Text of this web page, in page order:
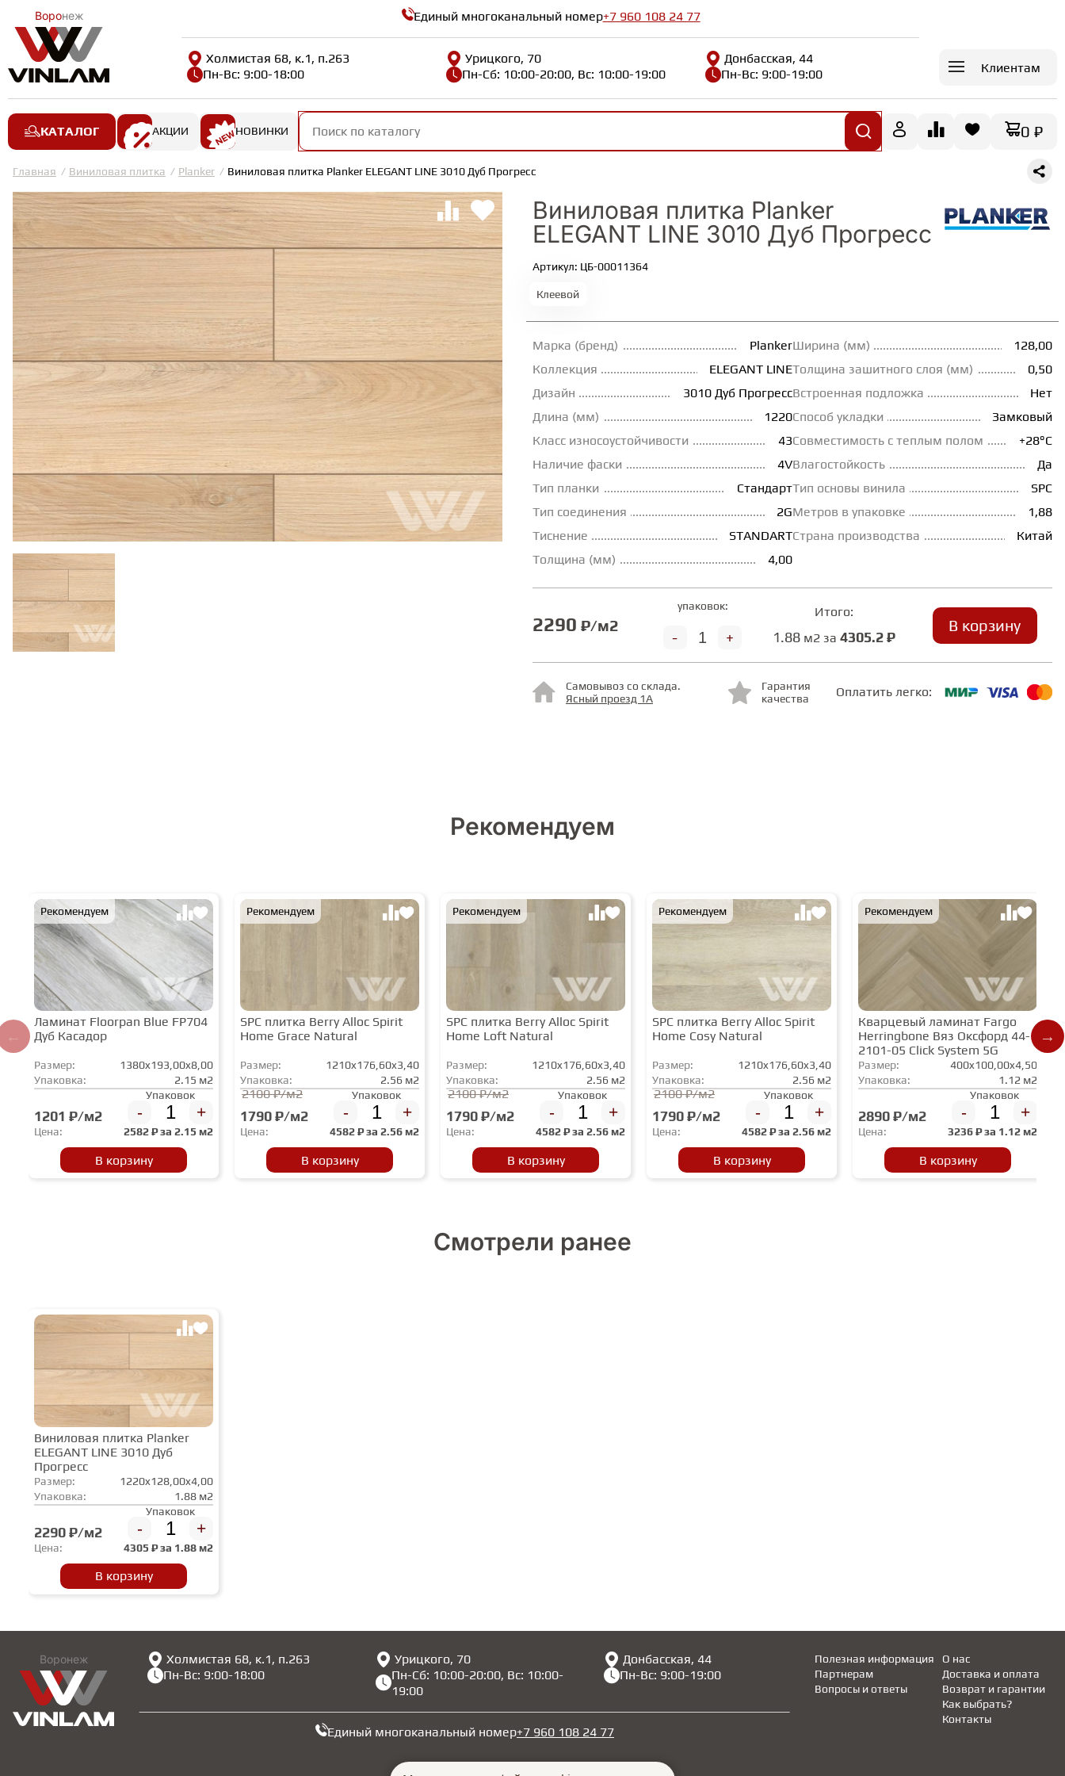
Воронеж Единый многоканальный номер+7 960 108 24 77
Холмистая 68, к.1, п.263
Пн-Вс: 9:00-18:00
Урицкого, 70
Пн-Сб: 10:00-20:00, Вс: 10:00-19:00
Донбасская, 44
Пн-Вс: 9:00-19:00
Клиентам
КАТАЛОГ АКЦИИ НОВИНКИ 0 ₽
Главная Виниловая плитка Planker Виниловая плитка Planker ELEGANT LINE 3010 Дуб Прогресс
Виниловая плитка Planker
ELEGANT LINE 3010 Дуб Прогресс
Артикул: ЦБ-00011364
Клеевой
Марка (бренд)
Planker
Коллекция
ELEGANT LINE
Дизайн
3010 Дуб Прогресс
Длина (мм)
1220
Класс износоустойчивости
43
Наличие фаски
4V
Тип планки
Стандарт
Тип соединения
2G
Тиснение
STANDART
Толщина (мм)
4,00
Ширина (мм)
128,00
Толщина зашитного слоя (мм)
0,50
Встроенная подложка
Нет
Способ укладки
Замковый
Совместимость с теплым полом
+28°С
Влагостойкость
Да
Тип основы винила
SPC
Метров в упаковке
1,88
Страна производства
Китай
2290 ₽/м2
упаковок:
+
-
Итого:
1.88м2 за 4305.2 ₽
В корзину
Самовывоз со склада.
Ясный проезд 1А
Гарантия
качества
Оплатить легко:
Рекомендуем
Рекомендуем
Ламинат Floorpan Blue FP704
Дуб Касадор
Размер:
1380x193,00x8,00
Упаковка:
2.15 м2
1201 ₽/м2
Упаковок
- +
Цена: 2582₽ за 2.15 м2
В корзину
Рекомендуем
SPC плитка Berry Alloc Spirit
Home Grace Natural
Размер:
1210x176,60x3,40
Упаковка:
2.56 м2
2100 ₽/м2
1790 ₽/м2
Упаковок
- +
Цена: 4582₽ за 2.56 м2
В корзину
Рекомендуем
SPC плитка Berry Alloc Spirit
Home Loft Natural
Размер:
1210x176,60x3,40
Упаковка:
2.56 м2
2100 ₽/м2
1790 ₽/м2
Упаковок
- +
Цена: 4582₽ за 2.56 м2
В корзину
Рекомендуем
SPC плитка Berry Alloc Spirit
Home Cosy Natural
Размер:
1210x176,60x3,40
Упаковка:
2.56 м2
2100 ₽/м2
1790 ₽/м2
Упаковок
- +
Цена: 4582₽ за 2.56 м2
В корзину
Рекомендуем
Кварцевый ламинат Fargo
Herringbone Вяз Оксфорд 44-
2101-05 Click System 5G
Размер:
400x100,00x4,50
Упаковка:
1.12 м2
2890 ₽/м2
Упаковок
- +
Цена: 3236₽ за 1.12 м2
В корзину
Смотрели ранее
Виниловая плитка Planker
ELEGANT LINE 3010 Дуб
Прогресс
Размер:
1220x128,00x4,00
Упаковка:
1.88 м2
2290 ₽/м2
Упаковок
- +
Цена: 4305 ₽ за 1.88 м2
В корзину
Воронеж
Холмистая 68, к.1, п.263
Пн-Вс: 9:00-18:00
Урицкого, 70
Пн-Сб: 10:00-20:00, Вс: 10:00-
19:00
Донбасская, 44
Пн-Вс: 9:00-19:00
Единый многоканальный номер+7 960 108 24 77
Полезная информация
Партнерам
Вопросы и ответы
Доставка и оплата
Возврат и гарантии
Как выбрать?
О нас
Контакты